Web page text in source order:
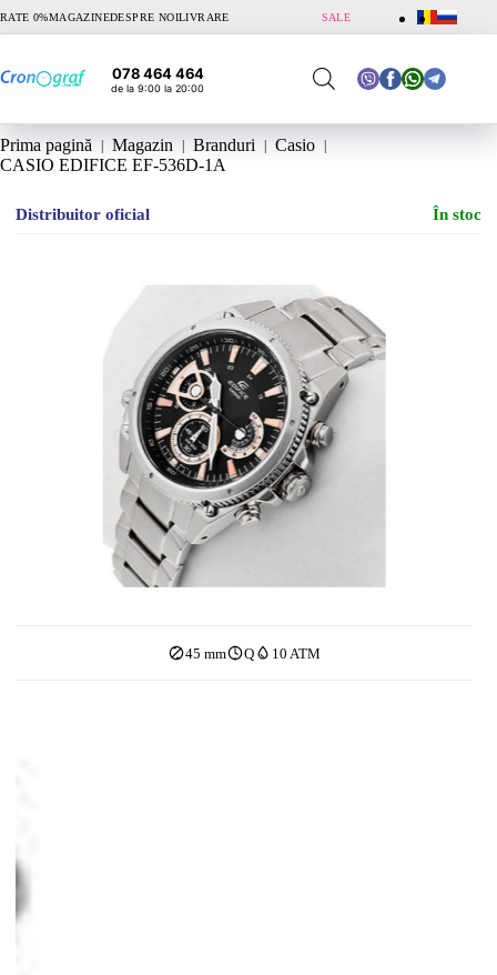
RATE 0%MAGAZINEDESPRE NOILIVRARE SALE
078 464 464
de la 9:00 la 20:00
Prima pagină Magazin Branduri
Casio
CASIO EDIFICE EF-536D-1A
Distribuitor oficial În stoc
45 mm Q 10 ATM